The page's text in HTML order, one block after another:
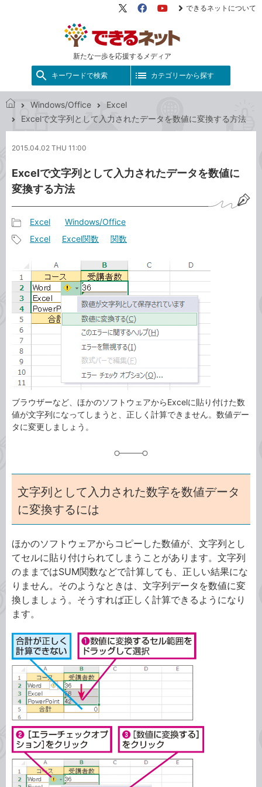
新たな一歩を応援するメディア
X（旧
FacebookYouTube
できるネットについて
キーワードで検索 カテゴリーから探す
で
ネ
ト
Windows/Office
Excel
Excelで文字列として入力されたデータを数値に変換する方法
2015.04.02 THU 11:00
Excelで文字列として入力されたデータを数値に
変換する方法
事
テ
ゴ
リ
Excel Windows/Office
タ
グ
Excel Excel関数 関数
ブラウザーなど、ほかのソフトウェアからExcelに貼り付けた数
値が文字列になってしまうと、正しく計算できません。数値デー
タに変更しましょう。
文字列として入力された数字を数値データ
に変換するには
ほかのソフトウェアからコピーした数値が、文字列とし
てセルに貼り付けられてしまうことがあります。文字列
のままではSUM関数などで計算しても、正しい結果にな
りません。そのようなときは、文字列データを数値に変
換しましょう。そうすれば正しく計算できるようになり
ます。